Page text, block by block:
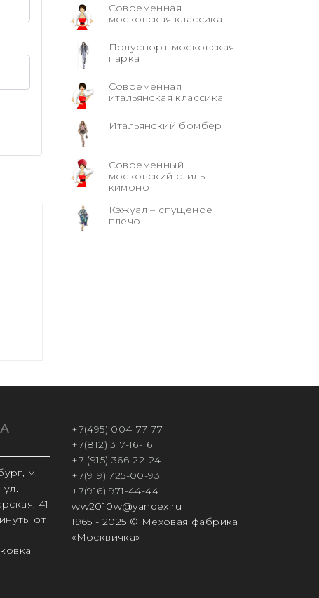
Современная
московская классика
Полуспорт московская
парка
Современная
итальянская классика
Итальянский бомбер
Современный
московский стиль
кимоно
Кэжуал – спущеное
плечо
м.
ул.
41
от
+7(495) 004-77-77
+7(812) 317-16-16
+7 (915) 366-22-24
+7(919) 725-00-93
+7(916) 971-44-44
ww2010w@yandex.ru
1965 - 2025 © Меховая фабрика
«Москвичка»